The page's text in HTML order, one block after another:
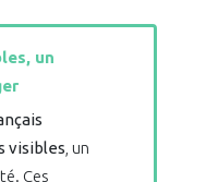
un
visibles , un
Ces